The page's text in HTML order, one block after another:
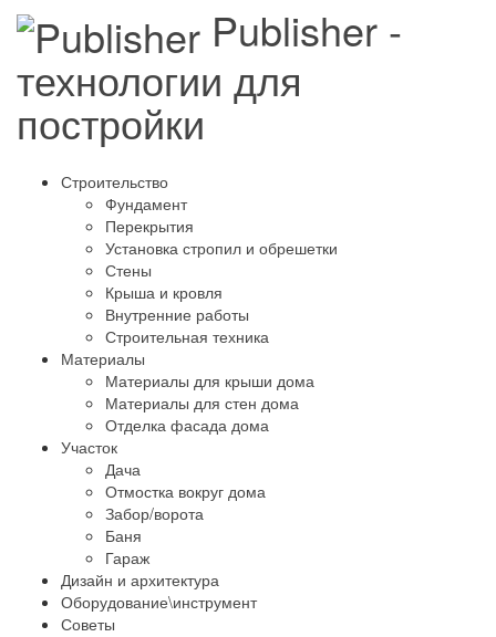
Publisher -
технологии для
постройки
Строительство
Фундамент
Перекрытия
Установка стропил и обрешетки
Стены
Крыша и кровля
Внутренние работы
Строительная техника
Материалы
Материалы для крыши дома
Материалы для стен дома
Отделка фасада дома
Участок
Дача
Отмостка вокруг дома
Забор/ворота
Баня
Гараж
Дизайн и архитектура
Оборудование\инструмент
Советы